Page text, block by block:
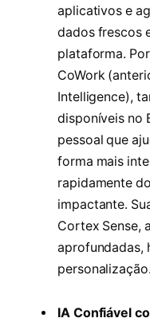
aplicativos e
dados frescos
plataforma.
CoWork
Intelligence),
disponíveis no
pessoal que
forma mais
rapidamente
impactante.
Cortex Sense,
aprofundadas,
personalização.
IA Confiável